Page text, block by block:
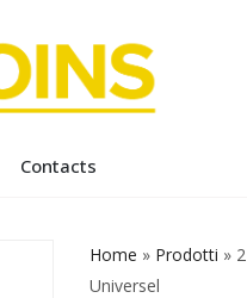
Contacts
Home » Prodotti »
Universel